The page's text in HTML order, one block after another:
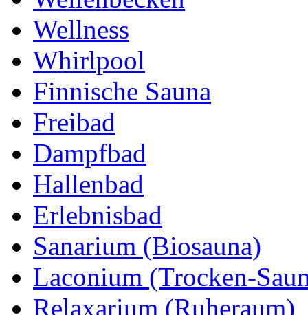
Wellness
Whirlpool
Finnische Sauna
Freibad
Dampfbad
Hallenbad
Erlebnisbad
Sanarium (Biosauna)
Laconium (Trocken-
Relaxarium (Ruheraum)